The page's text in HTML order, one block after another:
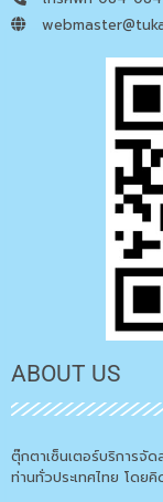
ABOUT US
ตุ๊กตาเซ็นเตอร์บริการจั
ท่านทั่วประเทศไทย โดย